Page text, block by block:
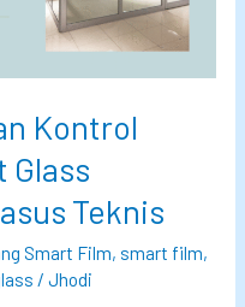
Kontrol
Glass
Teknis
Smart Film, smart film,
/ Jhodi